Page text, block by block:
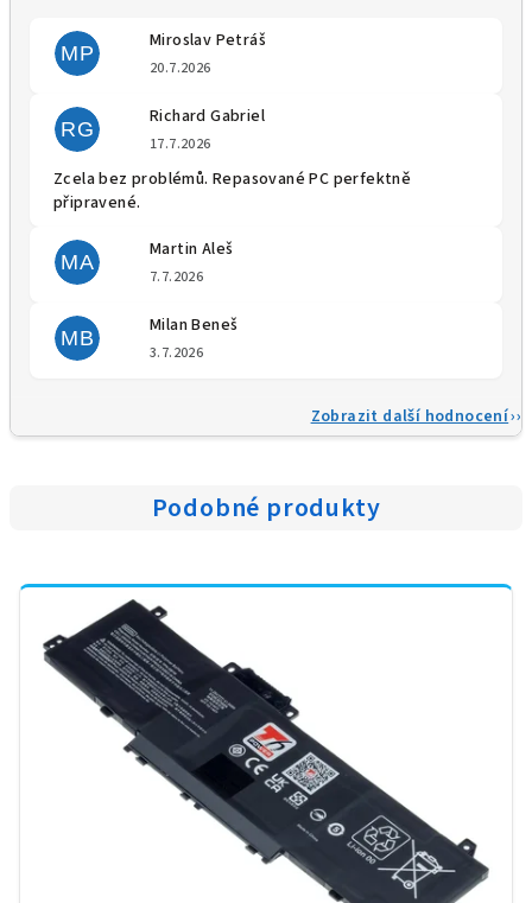
MP
Miroslav Petráš
20.7.2026
RG
Richard Gabriel
17.7.2026
Zcela bez problémů. Repasované PC perfektně
připravené.
MA
Martin Aleš
7.7.2026
MB
Milan Beneš
3.7.2026
Zobrazit další hodnocení
Podobné produkty